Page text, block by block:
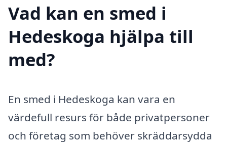
Vad kan en smed i
Hedeskoga hjälpa till
med?
En smed i Hedeskoga kan vara en
värdefull resurs för både privatpersoner
och företag som behöver skräddarsydda